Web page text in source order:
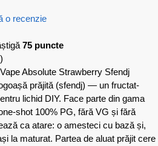
o recenzie
75 puncte
Absolute Strawberry Sfendj
prăjită (sfendj) — un fructat-
lichid DIY. Face parte din gama
shot 100% PG, fără VG și fără
ca atare: o amesteci cu bază și,
la maturat. Partea de aluat prăjit cere